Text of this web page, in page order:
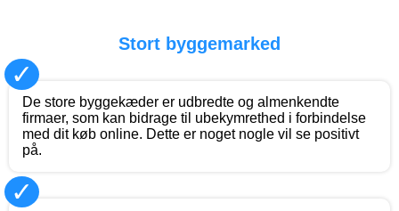
Stort byggemarked
✓
De store byggekæder er udbredte og almenkendte
firmaer, som kan bidrage til ubekymrethed i forbindelse
med dit køb online. Dette er noget nogle vil se positivt
på.
✓